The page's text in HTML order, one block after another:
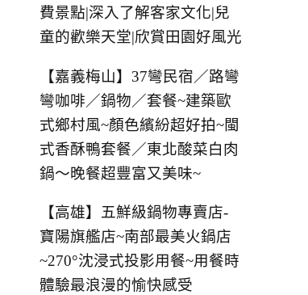
費景點|深入了解客家文化|兒
童的歡樂天堂|欣賞田園好風光
【嘉義梅山】37彎民宿／路彎
彎咖啡／鍋物／套餐~建築歐
式鄉村風~顏色繽紛超好拍~閩
式香酥鴨套餐／東北酸菜白肉
鍋～晚餐超豐富又美味~
【高雄】五鮮級鍋物專賣店-
寶陽旗艦店~南部最美火鍋店
~270°沈浸式投影用餐~用餐時
體驗最浪漫的愉快感受